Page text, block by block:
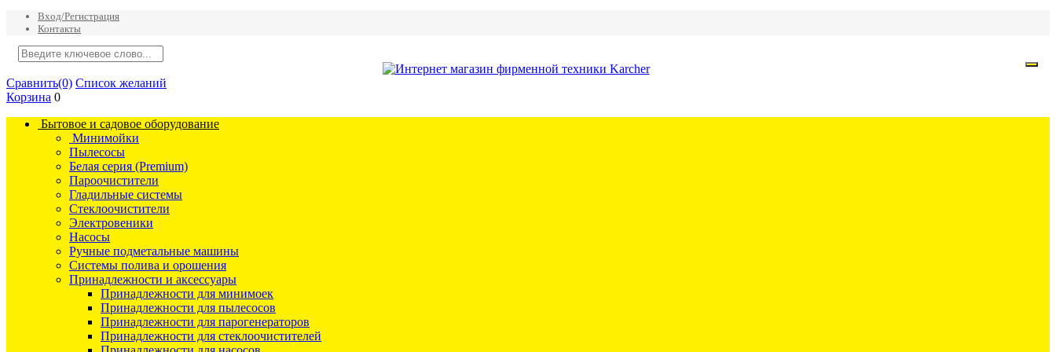
Вход/Регистрация
Контакты
Сравнить(0) Список желаний
Корзина 0
Бытовое и садовое оборудование
Минимойки
Пылесосы
Белая серия (Premium)
Пароочистители
Гладильные системы
Стеклоочистители
Электровеники
Насосы
Ручные подметальные машины
Системы полива и орошения
Принадлежности и аксессуары
Принадлежности для минимоек
Принадлежности для пылесосов
Принадлежности для парогенераторов
Принадлежности для стеклоочистителей